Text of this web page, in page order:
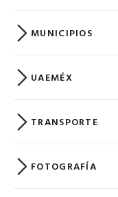
MUNICIPIOS
UAEMÉX
TRANSPORTE
FOTOGRAFÍA